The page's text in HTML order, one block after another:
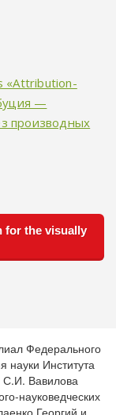
«Attribution-
—
производных
for the visually
Федерального
науки Института
С.И. Вавилова
науковедческих